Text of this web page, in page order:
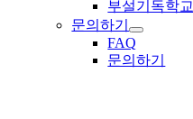
부설기독학교
문의하기
FAQ
문의하기